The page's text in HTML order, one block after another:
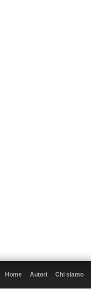
Home Autori Chi siamo